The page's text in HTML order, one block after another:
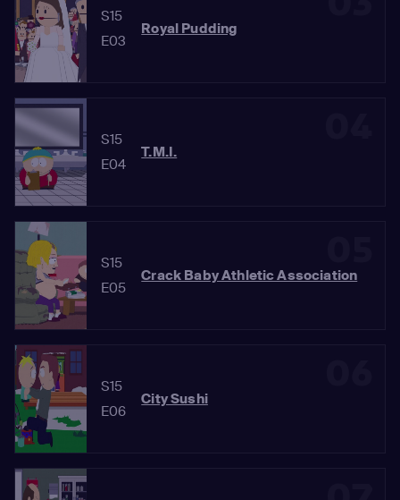
S15
E03
Royal Pudding
S15
E04
T.M.I.
S15
E05
Crack Baby Athletic Association
S15
E06
City Sushi